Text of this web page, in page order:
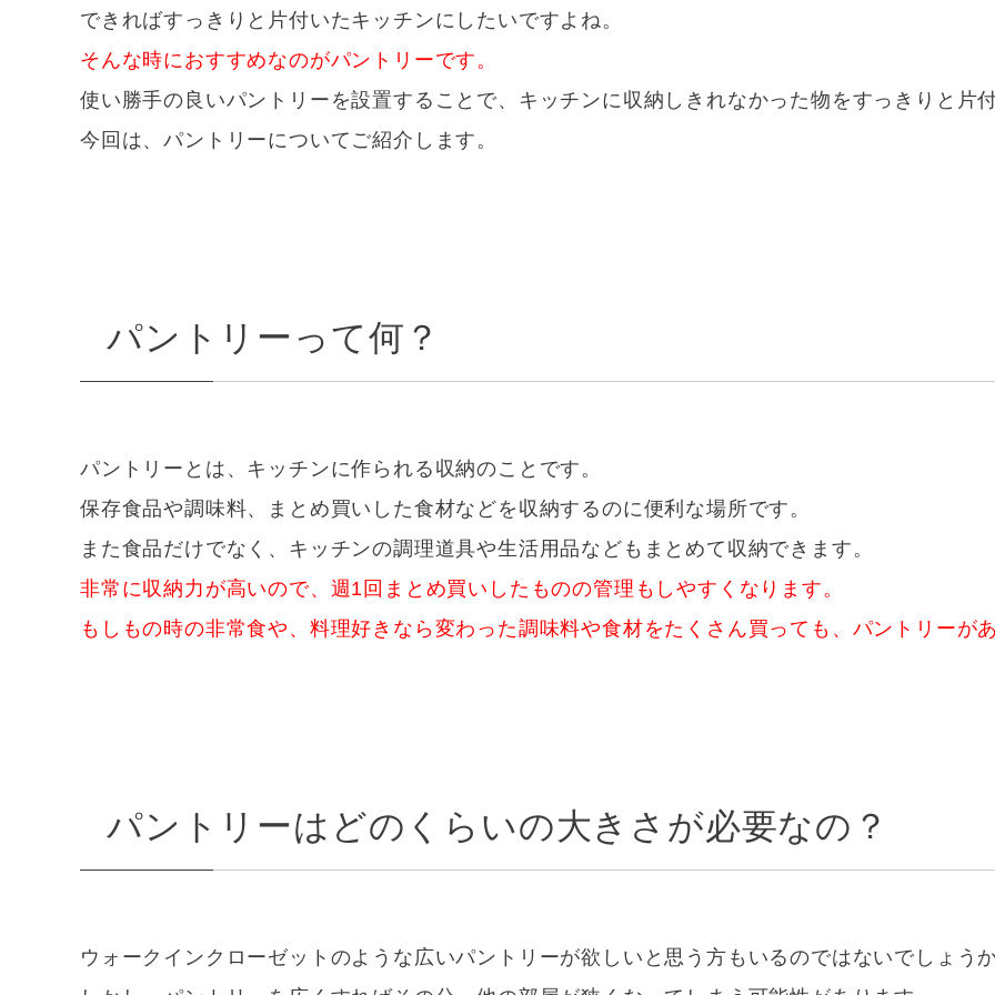
できればすっきりと片付いたキッチンにしたいですよね。
そんな時におすすめなのがパントリーです。
使い勝手の良いパントリーを設置することで、キッチンに収納しきれなかった物をすっきりと片
今回は、パントリーについてご紹介します。
パントリーって何？
パントリーとは、キッチンに作られる収納のことです。
保存食品や調味料、まとめ買いした食材などを収納するのに便利な場所です。
また食品だけでなく、キッチンの調理道具や生活用品などもまとめて収納できます。
非常に収納力が高いので、週1回まとめ買いしたものの管理もしやすくなります。
もしもの時の非常食や、料理好きなら変わった調味料や食材をたくさん買っても、パントリーが
パントリーはどのくらいの大きさが必要なの？
ウォークインクローゼットのような広いパントリーが欲しいと思う方もいるのではないでしょうか